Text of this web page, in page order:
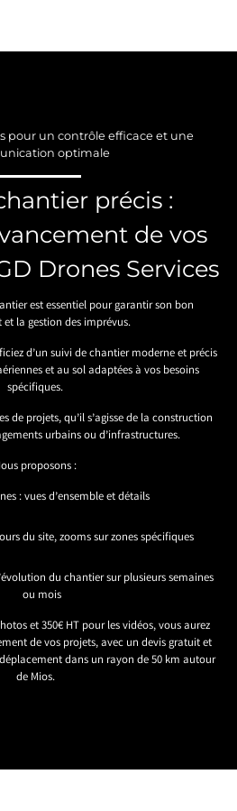
pour un contrôle efficace et une
optimale
précis :
de vos
Drones Services
est essentiel pour garantir son bon
la gestion des imprévus.
d’un suivi de chantier moderne et précis
et au sol adaptées à vos besoins
spécifiques.
de projets, qu’il s’agisse de la construction
urbains ou d’infrastructures.
proposons :
: vues d’ensemble et détails
du site, zooms sur zones spécifiques
du chantier sur plusieurs semaines
ou mois
et 350€ HT pour les vidéos, vous aurez
de vos projets, avec un devis gratuit et
dans un rayon de 50 km autour
de Mios.